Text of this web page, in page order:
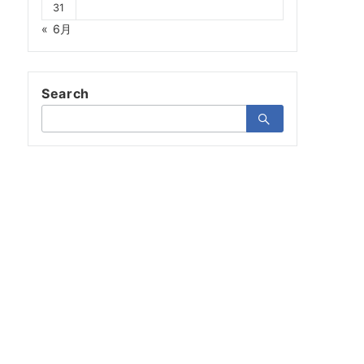
31
« 6月
Search
索：